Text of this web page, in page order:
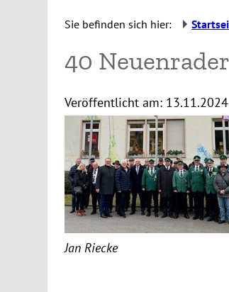
Sie befinden sich hier:
40
Veröffentlicht am: 13.11.2024
Jan Riecke